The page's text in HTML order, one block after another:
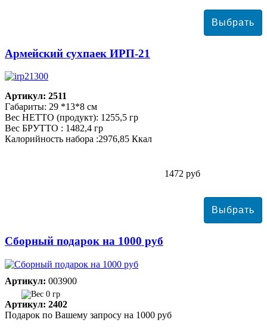
Армейский сухпаек ИРП-21
Артикул: 2511
Габариты: 29 *13*8 см
Вес НЕТТО (продукт): 1255,5 гр
Вес БРУТТО : 1482,4 гр
Калорийность набора :2976,85 Ккал
1472 руб
Сборный подарок на 1000 руб
Артикул: 003900
0 гр
Артикул: 2402
Подарок по Вашему запросу на 1000 руб